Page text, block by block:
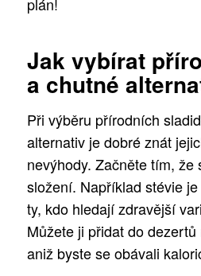
Jak vybírat
a chutné
Při výběru přírodních
alternativ je dobré znát
nevýhody. Začněte tím, že
složení. Například stévie
ty, kdo hledají zdravější
Můžete ji přidat do
aniž byste se obávali